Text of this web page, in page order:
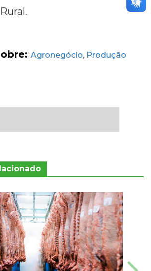
Agronegócio, Produção